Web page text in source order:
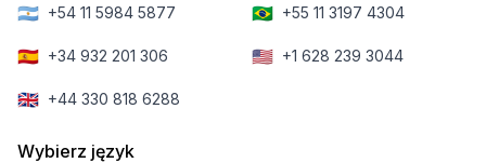
🇦🇷 +54 11 5984 5877 🇧🇷 +55 11 3197 4304
🇪🇸 +34 932 201 306 🇺🇸 +1 628 239 3044
🇬🇧 +44 330 818 6288
Wybierz język